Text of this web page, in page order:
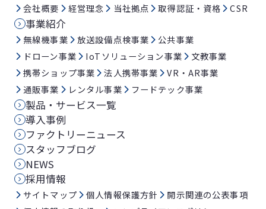
会社概要 経営理念 当社拠点 取得認証・資格 CSR
事業紹介
無線機事業 放送設備点検事業
公共事業
ドローン事業
IoTソリューション事業
文教事業
携帯ショップ事業
法人携帯事業
VR・AR事業
通販事業
レンタル事業 フードテック事業
製品・サービス一覧
導入事例
ファクトリーニュース
スタッフブログ
NEWS
採用情報
サイトマップ 個人情報保護方針
開示関連の公表事項